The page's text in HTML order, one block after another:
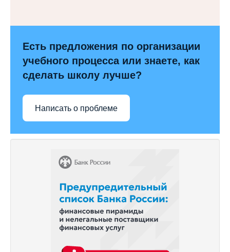
Есть предложения по организации
учебного процесса или знаете, как
сделать школу лучше?
Написать о проблеме